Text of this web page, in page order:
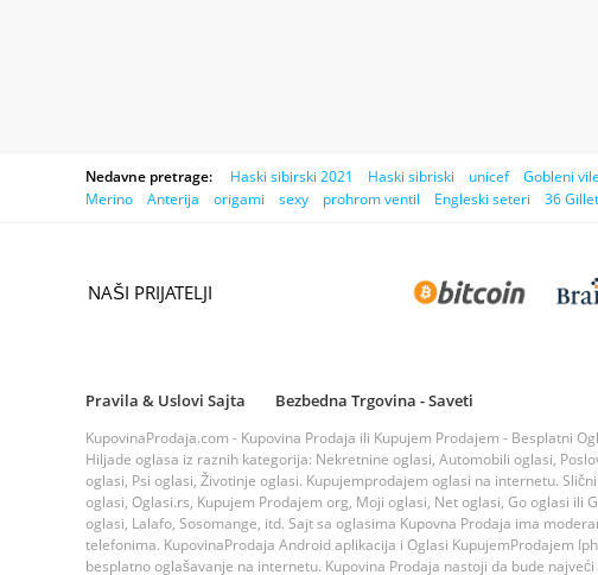
Nedavne pretrage: Haski sibirski 2021 Haski sibriski unicef Gobleni
Merino
Anterija origami sexy prohrom ventil Engleski seteri 36
NAŠI PRIJATELJI
Pravila & Uslovi Sajta Bezbedna Trgovina - Saveti
KupovinaProdaja.com - Kupovina Prodaja ili Kupujem Prodajem - Besplatni
Hiljade oglasa iz raznih kategorija: Nekretnine oglasi, Automobili oglasi,
oglasi, Psi oglasi, Životinje oglasi. Kupujemprodajem oglasi na internetu.
oglasi, Oglasi.rs, Kupujem Prodajem org, Moji oglasi, Net oglasi, Go oglasi ili
oglasi, Lalafo, Sosomange, itd. Sajt sa oglasima Kupovna Prodaja ima
telefonima. KupovinaProdaja Android aplikacija i Oglasi KupujemProdajem
besplatno oglašavanje na internetu. Kupovina Prodaja nastoji da bude